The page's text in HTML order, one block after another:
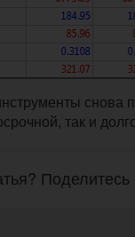
снова
так и